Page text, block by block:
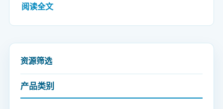
阅读全文
资源筛选
产品类别